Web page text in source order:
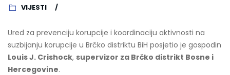
VIJESTI
Ured za prevenciju korupcije i koordinaciju aktivnosti na
suzbijanju korupcije u Brčko distriktu BiH posjetio je gospodin
Louis J. Crishock, supervizor za Brčko distrikt Bosne i
Hercegovine.